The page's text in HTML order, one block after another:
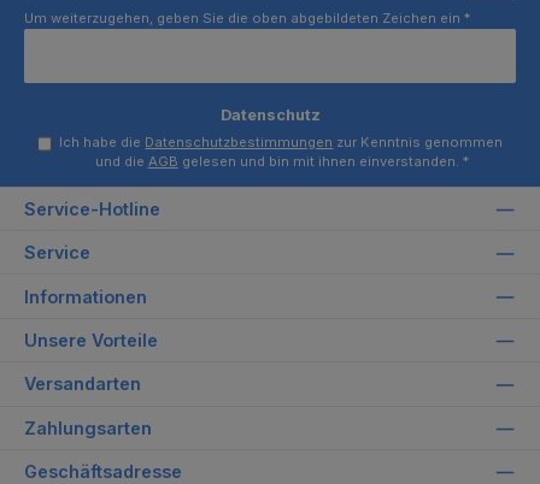
Um weiterzugehen, geben Sie die oben abgebildeten Zeichen ein *
Datenschutz
Ich habe die Datenschutzbestimmungen zur Kenntnis genommen
und die AGB gelesen und bin mit ihnen einverstanden. *
Service-Hotline
Service
Informationen
Unsere Vorteile
Versandarten
Zahlungsarten
Geschäftsadresse